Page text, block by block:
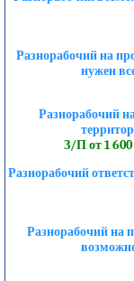
Разнорабочий на
нужен
Разнорабочий
З/П от 1
Разнорабочий
Разнорабочий на